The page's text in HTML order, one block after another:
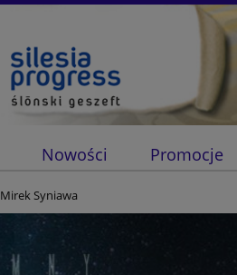
Nowości Promocje
Mirek Syniawa